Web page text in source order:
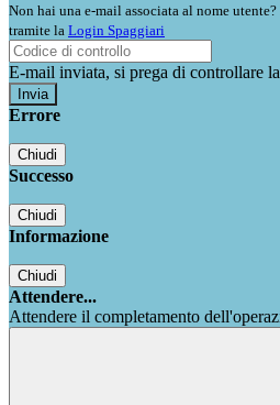
Non hai una e-mail associata al nome
tramite la Login Spaggiari
E-mail inviata, si prega di controllare
Errore
Chiudi
Successo
Chiudi
Informazione
Chiudi
Attendere...
Attendere il completamento